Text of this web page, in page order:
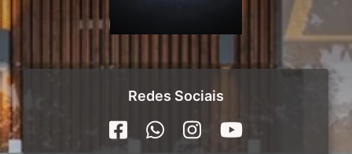
Redes Sociais